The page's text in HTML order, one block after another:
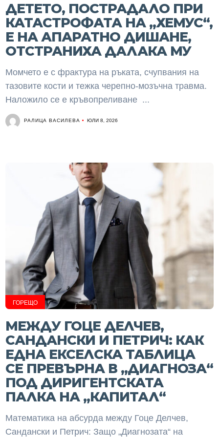
ДЕТЕТО, ПОСТРАДАЛО ПРИ
КАТАСТРОФАТА НА „ХЕМУС“,
Е НА АПАРАТНО ДИШАНЕ,
ОТСТРАНИХА ДАЛАКА МУ
Момчето е с фрактура на ръката, счупвания на
тазовите кости и тежка черепно-мозъчна травма.
Наложило се е кръвопреливане ...
РАЛИЦА ВАСИЛЕВА ЮЛИ 8, 2026
ГОРЕЩО
МЕЖДУ ГОЦЕ ДЕЛЧЕВ,
САНДАНСКИ И ПЕТРИЧ: КАК
ЕДНА ЕКСЕЛСКА ТАБЛИЦА
СЕ ПРЕВЪРНА В „ДИАГНОЗА“
ПОД ДИРИГЕНТСКАТА
ПАЛКА НА „КАПИТАЛ“
Математика на абсурда между Гоце Делчев,
Сандански и Петрич: Защо „Диагнозата“ на